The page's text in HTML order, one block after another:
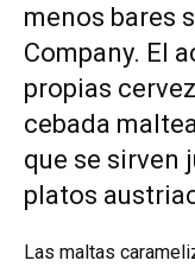
menos bares
Company. El
propias
cebada
que se sirven
platos
Las maltas